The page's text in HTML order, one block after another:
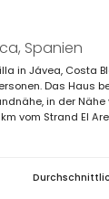
Spanien
in Jávea, Costa
Das Haus
in der Nähe
vom Strand El